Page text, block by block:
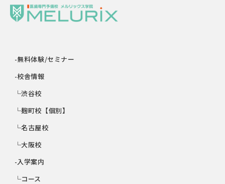
-無料体験/セミナー
-校舎情報
└渋谷校
└麹町校【個別】
└名古屋校
└大阪校
-入学案内
└コース